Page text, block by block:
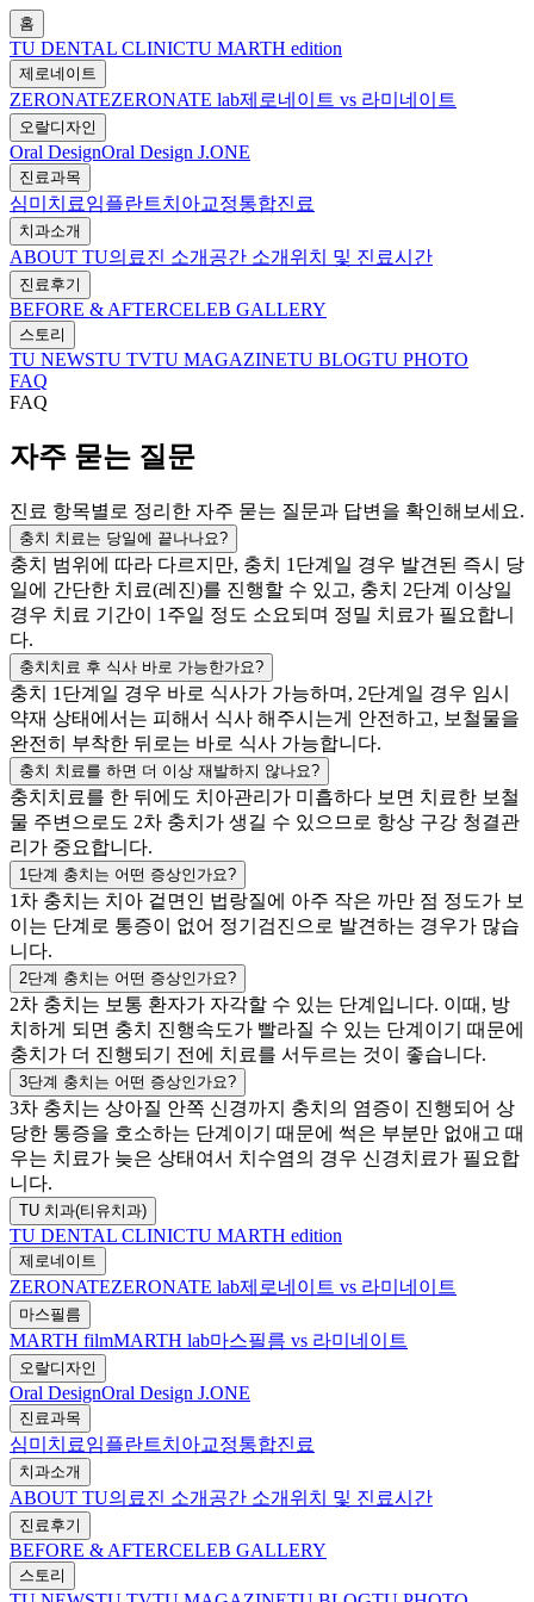
홈
TU DENTAL CLINICTU MARTH edition
제로네이트
ZERONATEZERONATE lab제로네이트 vs 라미네이트
오랄디자인
Oral DesignOral Design J.ONE
진료과목
심미치료임플란트치아교정통합진료
치과소개
ABOUT TU의료진 소개 공간 소개 위치 및 진료시간
진료후기
BEFORE & AFTERCELEB GALLERY
스토리
TU NEWSTU TVTU MAGAZINETU BLOGTU PHOTO
FAQ
FAQ
자주 묻는 질문
진료 항목별로 정리한 자주 묻는 질문과 답변을 확인해보세요.
충치 치료는 당일에 끝나나요?
충치 범위에 따라 다르지만, 충치 1단계일 경우 발견된 즉시 당
일에 간단한 치료(레진)를 진행할 수 있고, 충치 2단계 이상일
경우 치료 기간이 1주일 정도 소요되며 정밀 치료가 필요합니
다.
충치치료 후 식사 바로 가능한가요?
충치 1단계일 경우 바로 식사가 가능하며, 2단계일 경우 임시
약재 상태에서는 피해서 식사 해주시는게 안전하고, 보철물을
완전히 부착한 뒤로는 바로 식사 가능합니다.
충치 치료를 하면 더 이상 재발하지 않나요?
충치치료를 한 뒤에도 치아관리가 미흡하다 보면 치료한 보철
물 주변으로도 2차 충치가 생길 수 있으므로 항상 구강 청결관
리가 중요합니다.
1단계 충치는 어떤 증상인가요?
1차 충치는 치아 겉면인 법랑질에 아주 작은 까만 점 정도가 보
이는 단계로 통증이 없어 정기검진으로 발견하는 경우가 많습
니다.
2단계 충치는 어떤 증상인가요?
2차 충치는 보통 환자가 자각할 수 있는 단계입니다. 이때, 방
치하게 되면 충치 진행속도가 빨라질 수 있는 단계이기 때문에
충치가 더 진행되기 전에 치료를 서두르는 것이 좋습니다.
3단계 충치는 어떤 증상인가요?
3차 충치는 상아질 안쪽 신경까지 충치의 염증이 진행되어 상
당한 통증을 호소하는 단계이기 때문에 썩은 부분만 없애고 때
우는 치료가 늦은 상태여서 치수염의 경우 신경치료가 필요합
니다.
TU 치과(티유치과)
TU DENTAL CLINICTU MARTH edition
제로네이트
ZERONATEZERONATE lab제로네이트 vs 라미네이트
마스필름
MARTH filmMARTH lab마스필름 vs 라미네이트
오랄디자인
Oral DesignOral Design J.ONE
진료과목
심미치료임플란트치아교정통합진료
치과소개
ABOUT TU의료진 소개 공간 소개 위치 및 진료시간
진료후기
BEFORE & AFTERCELEB GALLERY
스토리